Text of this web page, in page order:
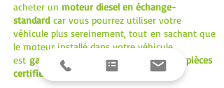
acheter un moteur diesel en échange-
standardcar vous pourrez utiliser votre
véhicule plus sereinement, tout en sachant que
le moteur installé dans votre véhicule
est garanti 1 an , reconditionné avec des
pièces
certifiées d'origine
de la marque.